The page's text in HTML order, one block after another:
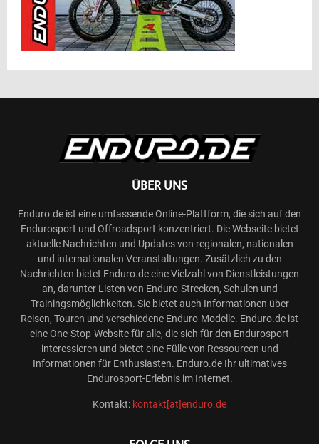
ÜBER UNS
Enduro.de ist eine umfassende Online-Plattform, die sich auf den
Endurosport und Offroadsport konzentriert. Die Webseite bietet
aktuelle Nachrichten und Updates von regionalen, nationalen
und internationalen Veranstaltungen. Zusätzlich zu den
Nachrichten bietet Enduro.de eine Vielzahl von Dienstleistungen
an, darunter Listen von Enduro-Strecken, Schulen und
Trainingsmöglichkeiten. Sie bietet auch Informationen über
Reisen, Touren und verschiedene Enduro-Modelle. Enduro.de ist
eine One-Stop-Website für alle, die sich für den Endurosport
interessieren und bietet eine Fülle von Ressourcen und
Informationen für Enthusiasten. Enduro.de Ihr ultimatives
Endurosport-Erlebnis im Internet.
Kontakt: kontakt[at]enduro.de